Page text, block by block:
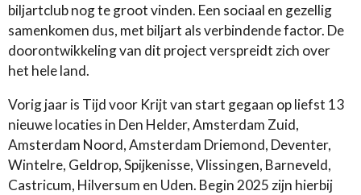
biljartclub nog te groot vinden. Een sociaal en gezellig
samenkomen dus, met biljart als verbindende factor. De
doorontwikkeling van dit project verspreidt zich over
het hele land.
Vorig jaar is Tijd voor Krijt van start gegaan op liefst 13
nieuwe locaties in Den Helder, Amsterdam Zuid,
Amsterdam Noord, Amsterdam Driemond, Deventer,
Wintelre, Geldrop, Spijkenisse, Vlissingen, Barneveld,
Castricum, Hilversum en Uden. Begin 2025 zijn hierbij